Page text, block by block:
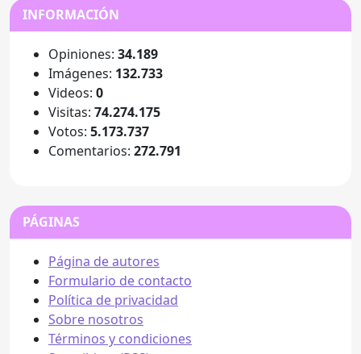
INFORMACIÓN
Opiniones: 34.189
Imágenes: 132.733
Videos: 0
Visitas: 74.274.175
Votos: 5.173.737
Comentarios: 272.791
PÁGINAS
Página de autores
Formulario de contacto
Política de privacidad
Sobre nosotros
Términos y condiciones